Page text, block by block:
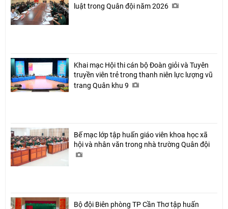
luật trong Quân đội năm 2026
Khai mạc Hội thi cán bộ Đoàn giỏi và Tuyên
truyền viên trẻ trong thanh niên lực lượng vũ
trang Quân khu 9
Bế mạc lớp tập huấn giáo viên khoa học xã
hội và nhân văn trong nhà trường Quân đội
Bộ đội Biên phòng TP Cần Thơ tập huấn